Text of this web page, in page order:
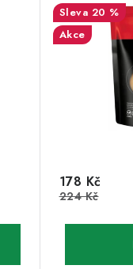
20 %
Akce
178 Kč
224 Kč